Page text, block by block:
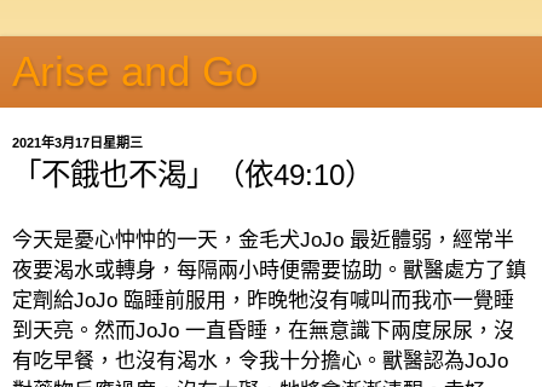
Arise and Go
2021年3月17日星期三
「不餓也不渴」（依49:10）
今天是憂心忡忡的一天，金毛犬JoJo 最近體弱，經常半
夜要渴水或轉身，每隔兩小時便需要協助。獸醫處方了鎮
定劑給JoJo 臨睡前服用，昨晚牠沒有喊叫而我亦一覺睡
到天亮。然而JoJo 一直昏睡，在無意識下兩度尿尿，沒
有吃早餐，也沒有渴水，令我十分擔心。獸醫認為JoJo